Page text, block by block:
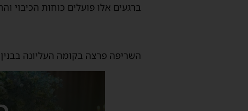
ברגעים אלו פועלים כוחות הכיבוי
השריפה פרצה בקומה העליונה